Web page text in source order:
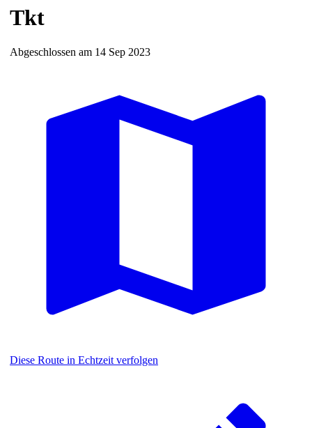
Tkt
Abgeschlossen am 14 Sep 2023
Diese Route in Echtzeit verfolgen